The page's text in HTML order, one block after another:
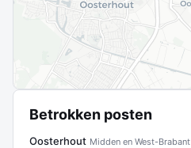
Betrokken posten
Oosterhout Midden en West-Brabant